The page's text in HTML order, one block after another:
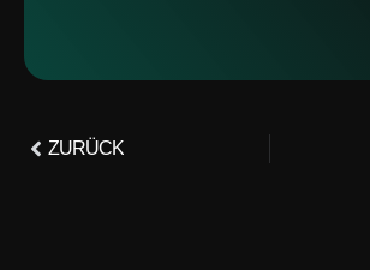
ZURÜCK